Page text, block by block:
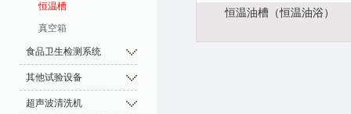
恒温槽
真空箱
食品卫生检测系统
其他试验设备
超声波清洗机
恒温油槽（恒温油浴）